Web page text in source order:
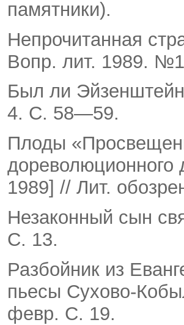
памятники).
Непрочитанная
Вопр. лит. 1989.
Был ли
4. С. 58—59.
Плоды
дореволюционного
1989] // Лит.
Незаконный сын
С. 13.
Разбойник из
пьесы Сухово-
февр. С. 19.